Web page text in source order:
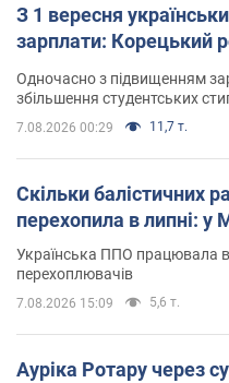
З 1 вересня
зарплати: Корецький
Одночасно з підвищенням
збільшення студентських
7.08.2026 00:29 11,7 т.
Скільки балістичних
перехопила в липні: у
Українська ППО працювала
перехоплювачів
7.08.2026 15:09 5,6 т.
Ауріка Ротару через